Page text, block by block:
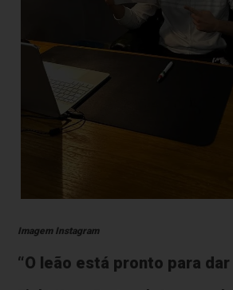
Imagem Instagram
“O leão está pronto para dar